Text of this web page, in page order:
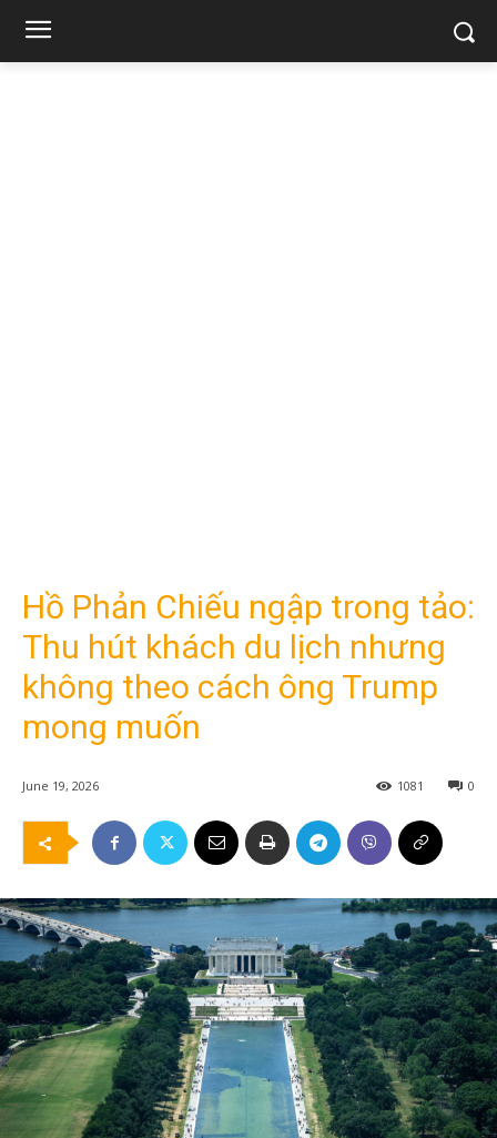
Hồ Phản Chiếu ngập trong tảo:
Thu hút khách du lịch nhưng
không theo cách ông Trump
mong muốn
June 19, 2026 0
1081